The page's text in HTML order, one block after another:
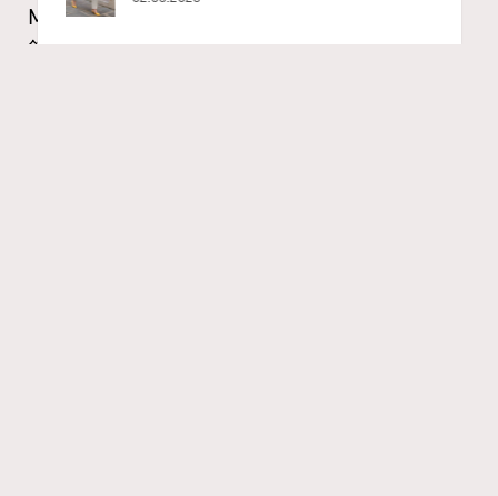
Mademoiselle Privé Bouton Lion獅子系列戒指
錶與長頸鏈錶